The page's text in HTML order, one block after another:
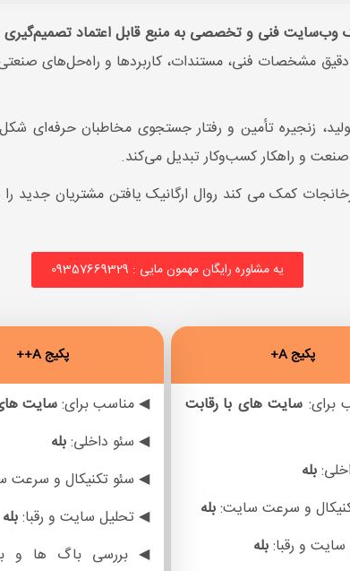
وب‌سایت فنی و تخصصی به منبع قابل اعتماد تصمیم‌گیری
مشخصات فنی، مستندات، کاربردها و راه‌حل‌های
زنجیره تأمین و رفتار جستجوی مخاطبان حرفه‌ای
و راهکار کسب‌وکار تبدیل می‌کند.
کمک می کند روال ارگانیک یافتن مشتریان جدید را
یه مشاوره رایگان مهمون مایی : 09357669329
پکیج A+
برای: سایت های با رقابت
بله
و سرعت سایت:بله
و رقبا:بله
پکیج A++
◀ مناسب برای:سایت
◀ سئو داخلی:بله
◀ سئو تکنیکال و سرعت
◀ تحلیل سایت و رقبا:بله
◀ بررسی باگ ها و